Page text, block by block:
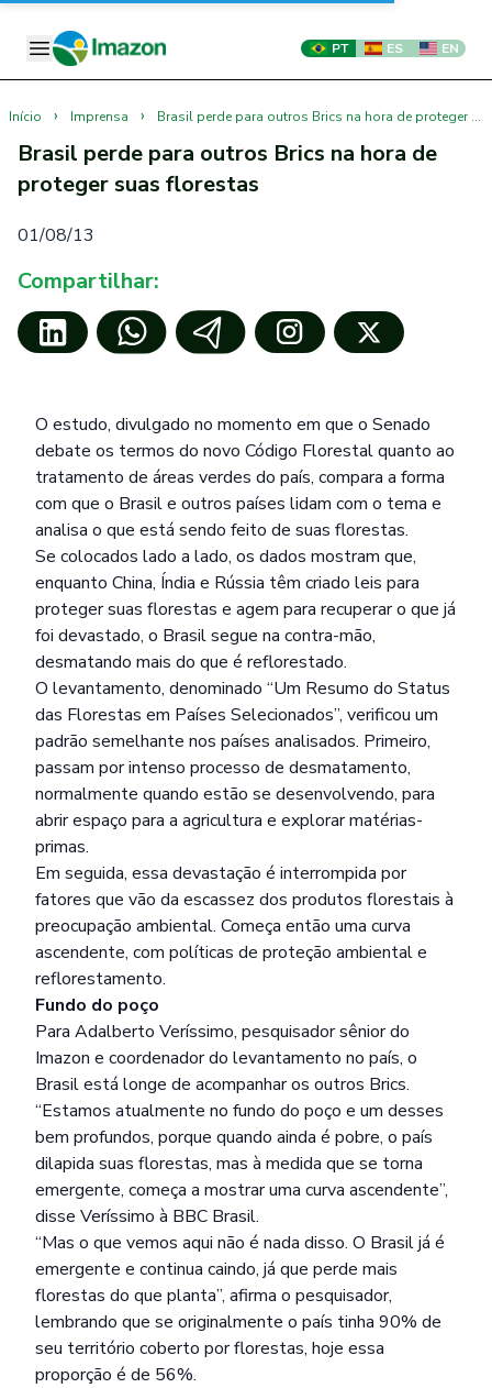
PT ES EN
Início › Imprensa › Brasil perde para outros Brics na hora de proteger suas florestas
Brasil perde para outros Brics na hora de
proteger suas florestas
01/08/13
Compartilhar:
O estudo, divulgado no momento em que o Senado
debate os termos do novo Código Florestal quanto ao
tratamento de áreas verdes do país, compara a forma
com que o Brasil e outros países lidam com o tema e
analisa o que está sendo feito de suas florestas.
Se colocados lado a lado, os dados mostram que,
enquanto China, Índia e Rússia têm criado leis para
proteger suas florestas e agem para recuperar o que já
foi devastado, o Brasil segue na contra-mão,
desmatando mais do que é reflorestado.
O levantamento, denominado “Um Resumo do Status
das Florestas em Países Selecionados”, verificou um
padrão semelhante nos países analisados. Primeiro,
passam por intenso processo de desmatamento,
normalmente quando estão se desenvolvendo, para
abrir espaço para a agricultura e explorar matérias-
primas.
Em seguida, essa devastação é interrompida por
fatores que vão da escassez dos produtos florestais à
preocupação ambiental. Começa então uma curva
ascendente, com políticas de proteção ambiental e
reflorestamento.
Fundo do poço
Para Adalberto Veríssimo, pesquisador sênior do
Imazon e coordenador do levantamento no país, o
Brasil está longe de acompanhar os outros Brics.
“Estamos atualmente no fundo do poço e um desses
bem profundos, porque quando ainda é pobre, o país
dilapida suas florestas, mas à medida que se torna
emergente, começa a mostrar uma curva ascendente”,
disse Veríssimo à BBC Brasil.
“Mas o que vemos aqui não é nada disso. O Brasil já é
emergente e continua caindo, já que perde mais
florestas do que planta”, afirma o pesquisador,
lembrando que se originalmente o país tinha 90% de
seu território coberto por florestas, hoje essa
proporção é de 56%.